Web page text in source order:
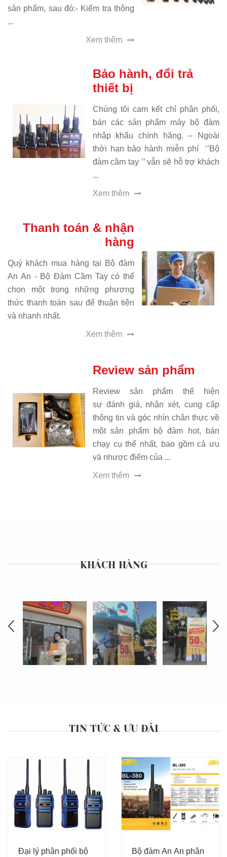
sản phẩm, sau đó:- Kiểm tra thông
...
Xem thêm
Bảo hành, đổi trả
thiết bị
Chúng tôi cam kết chỉ phân phối,
bán các sản phẩm máy bộ đàm
nhập khẩu chính hãng. – Ngoài
thời hạn bảo hành miễn phí ‘’Bộ
đàm cầm tay ’’ vẫn sẽ hỗ trợ khách
...
Xem thêm
Thanh toán & nhận
hàng
Quý khách mua hàng tại Bộ đàm
An An - Bộ Đàm Cầm Tay có thể
chọn một trong những phương
thức thanh toán sau để thuận tiện
và nhanh nhất.
Xem thêm
Review sản phẩm
Review sản phẩm thể hiện
sự đánh giá, nhận xét, cung cấp
thông tin và góc nhìn chân thực về
một sản phẩm bộ đàm hot, bán
chạy cụ thể nhất, bao gồm cả ưu
và nhược điểm của ...
Xem thêm
KHÁCH HÀNG
TIN TỨC & ƯU ĐÃI
Đại lý phân phối bộ Bộ đàm An An phân